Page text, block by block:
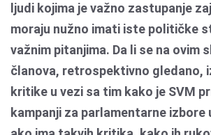
ljudi kojima je važno zastupanje
moraju nužno imati iste političke
važnim pitanjima. Da li se na ovim
članova, retrospektivno gledano,
kritike u vezi sa tim kako je SVM
kampanji za parlamentarne izbore